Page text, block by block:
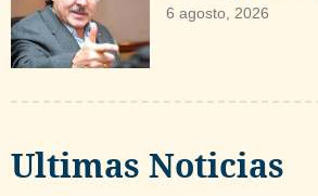
6 agosto, 2026
Ultimas Noticias